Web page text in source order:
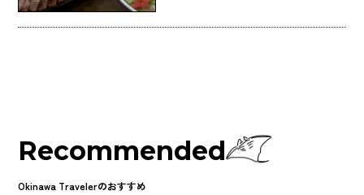
Recommended
Okinawa Travelerのおすすめ